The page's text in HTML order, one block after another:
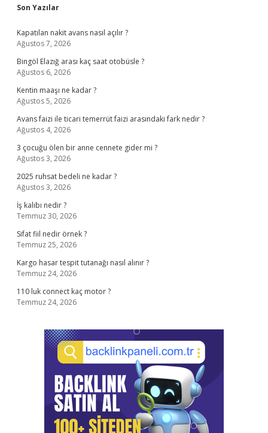
Sidebar
Son Yazılar
Kapatılan nakit avans nasıl açılır ?
Ağustos 7, 2026
Bingöl Elazığ arası kaç saat otobüsle ?
Ağustos 6, 2026
Kentin maaşı ne kadar ?
Ağustos 5, 2026
Avans faizi ile ticari temerrüt faizi arasındaki fark nedir ?
Ağustos 4, 2026
3 çocuğu ölen bir anne cennete gider mi ?
Ağustos 3, 2026
2025 ruhsat bedeli ne kadar ?
Ağustos 3, 2026
İş kalıbı nedir ?
Temmuz 30, 2026
Sifat fiil nedir örnek ?
Temmuz 25, 2026
Kargo hasar tespit tutanağı nasıl alınır ?
Temmuz 24, 2026
110 luk connect kaç motor ?
Temmuz 24, 2026